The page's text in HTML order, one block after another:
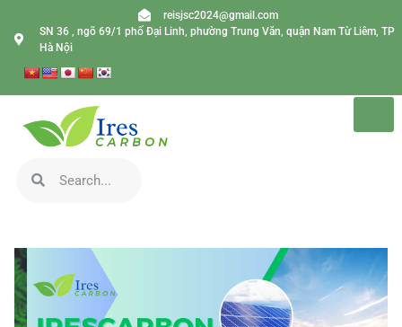
reisjsc2024@gmail.com
SN 36 , ngõ 69/1 phố Đại Linh, phường Trung Văn, quận Nam Từ Liêm, TP
Hà Nội